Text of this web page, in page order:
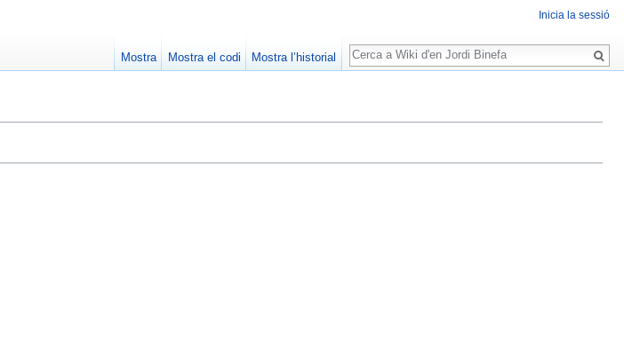
Inicia la sessió
Mostra Mostra el codi Mostra l’historial
Cerca